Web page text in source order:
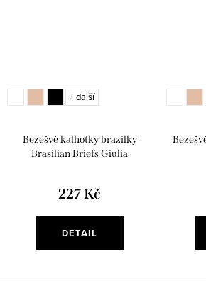
Bezešvé kalhotky brazilky
Brasilian Briefs Giulia
227 Kč
DETAIL
+ další